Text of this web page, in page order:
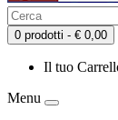
0 prodotti - € 0,00
Il tuo
Menu